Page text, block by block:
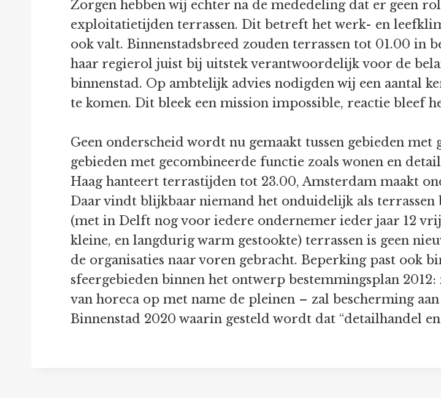
Zorgen hebben wij echter na de mededeling dat er geen
exploitatietijden terrassen. Dit betreft het werk- en
ook valt. Binnenstadsbreed zouden terrassen tot 01.00 in
haar regierol juist bij uitstek verantwoordelijk voor de
binnenstad. Op ambtelijk advies nodigden wij een aantal
te komen. Dit bleek een mission impossible, reactie bleef
Geen onderscheid wordt nu gemaakt tussen gebieden met
gebieden met gecombineerde functie zoals wonen en
Haag hanteert terrastijden tot 23.00, Amsterdam maakt
Daar vindt blijkbaar niemand het onduidelijk als
(met in Delft nog voor iedere ondernemer ieder jaar 12
kleine, en langdurig warm gestookte) terrassen is geen
de organisaties naar voren gebracht. Beperking past ook
sfeergebieden binnen het ontwerp bestemmingsplan
van horeca op met name de pleinen – zal bescherming
Binnenstad 2020 waarin gesteld wordt dat “detailhandel